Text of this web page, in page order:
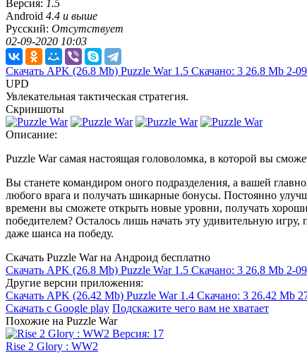
Версия: 1.5
Android 4.4 и выше
Русский: Отсутствует
02-09-2020 10:03
Скачать APK (26.8 Mb) Puzzle War 1.5 Скачано: 3 26.8 Mb 2-
UPD
Увлекательная тактическая стратегия.
Скриншоты
Описание:
Puzzle War самая настоящая головоломка, в которой вы
Вы станете командиром оного подразделения, а вашей
любого врага и получать шикарные бонусы. Постоянно
времени вы сможете открыть новые уровни, получать
победителем? Осталось лишь начать эту удивительную
даже шанса на победу.
Скачать Puzzle War на Андроид бесплатно
Скачать APK (26.8 Mb) Puzzle War 1.5 Скачано: 3 26.8 Mb 2-
Другие версии приложения:
Скачать APK (26.42 Mb) Puzzle War 1.4 Скачано: 3 26.42 Mb
Скачать с Google play Подскажите чего вам не хватает
Похожие на Puzzle War
Rise 2 Glory : WW2